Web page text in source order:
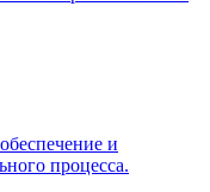
и
процесса.